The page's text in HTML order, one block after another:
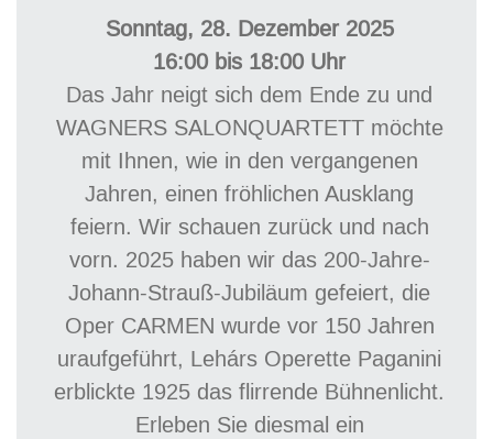
Sonntag, 28. Dezember 2025
16:00 bis 18:00 Uhr
Das Jahr neigt sich dem Ende zu und
WAGNERS SALONQUARTETT möchte
mit Ihnen, wie in den vergangenen
Jahren, einen fröhlichen Ausklang
feiern. Wir schauen zurück und nach
vorn. 2025 haben wir das 200-Jahre-
Johann-Strauß-Jubiläum gefeiert, die
Oper CARMEN wurde vor 150 Jahren
uraufgeführt, Lehárs Operette Paganini
erblickte 1925 das flirrende Bühnenlicht.
Erleben Sie diesmal ein